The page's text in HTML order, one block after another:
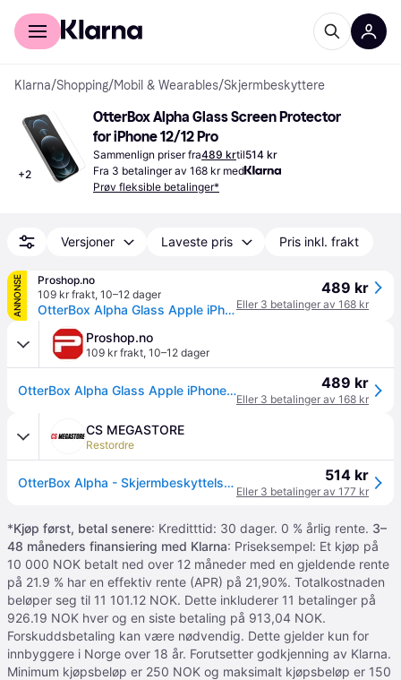
For kunder
Klarna/Shopping/Mobil & Wearables/Skjermbeskyttere
+2
OtterBox Alpha Glass Screen Protector
for iPhone 12/12 Pro
Sammenlign priser fra489 krtil514 kr
Fra 3 betalinger av 168 kr med
Prøv fleksible betalinger*
Versjoner Laveste pris Pris inkl. frakt
ANNONSE
Proshop.no
109 kr frakt, 10–12 dager
OtterBox Alpha Glass Apple iPhone 12/12 Pro - clear - ProPack
489 kr
Eller 3 betalinger av 168 kr
Proshop.no
109 kr frakt, 10–12 dager
OtterBox Alpha Glass Apple iPhone 12/12 Pro - clear - ProPack 489 kr
Eller 3 betalinger av 168 kr
CS MEGASTORE
Restordre
OtterBox Alpha - Skjermbeskyttelse for mobiltelefon - glass - blank 514 kr
Eller 3 betalinger av 177 kr
*Kjøp først, betal senere: Kreditttid: 30 dager. 0 % årlig rente. 3–
48 måneders finansiering med Klarna: Priseksempel: Et kjøp på
10 000 NOK betalt ned over 12 måneder med en gjeldende rente
på 21.9 % har en effektiv rente (APR) på 21,90%. Totalkostnaden
beløper seg til 11 101.12 NOK. Dette inkluderer 11 betalinger på
926.19 NOK hver og en siste betaling på 913,04 NOK.
Forskuddsbetaling kan være nødvendig. Dette gjelder kun for
innbyggere i Norge over 18 år. Forutsetter godkjenning av Klarna.
Minimum kjøpsbeløp er 250 NOK og maksimalt kjøpsbeløp er 150